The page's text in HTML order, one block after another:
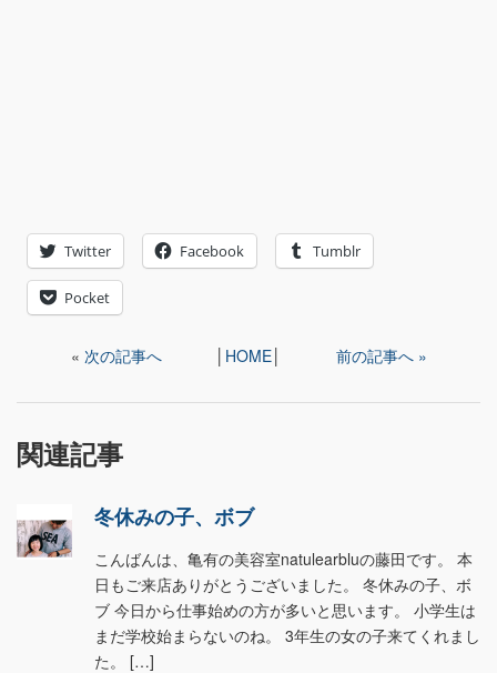
Twitter Facebook Tumblr
Pocket
« 次の記事へ │ HOME│ 前の記事へ »
関連記事
冬休みの子、ボブ
こんばんは、亀有の美容室natulearbluの藤田です。 本
日もご来店ありがとうございました。 冬休みの子、ボ
ブ 今日から仕事始めの方が多いと思います。 小学生は
まだ学校始まらないのね。 3年生の女の子来てくれまし
た。 […]